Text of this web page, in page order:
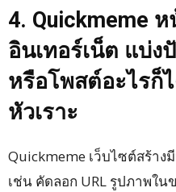
4. Quickmeme
อินเทอร์เน็ต แบ่ง
หรือโพสต์อะไร
หัวเราะ
Quickmeme เว็บไซต์สร้าง
เช่น คัดลอก URL รูปภาพใ